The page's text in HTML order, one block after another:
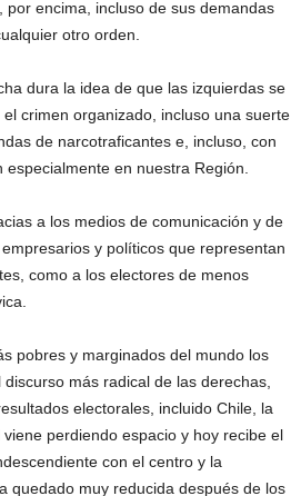
por encima, incluso de sus demandas
otro orden.
dura la idea de que las izquierdas se
el crimen organizado, incluso una suerte
de narcotraficantes e, incluso, con
en nuestra Región.
a los medios de comunicación y de
y políticos que representan
como a los electores de menos
pobres y marginados del mundo los
más radical de las derechas,
electorales, incluido Chile, la
perdiendo espacio y hoy recibe el
con el centro y la
quedado muy reducida después de los